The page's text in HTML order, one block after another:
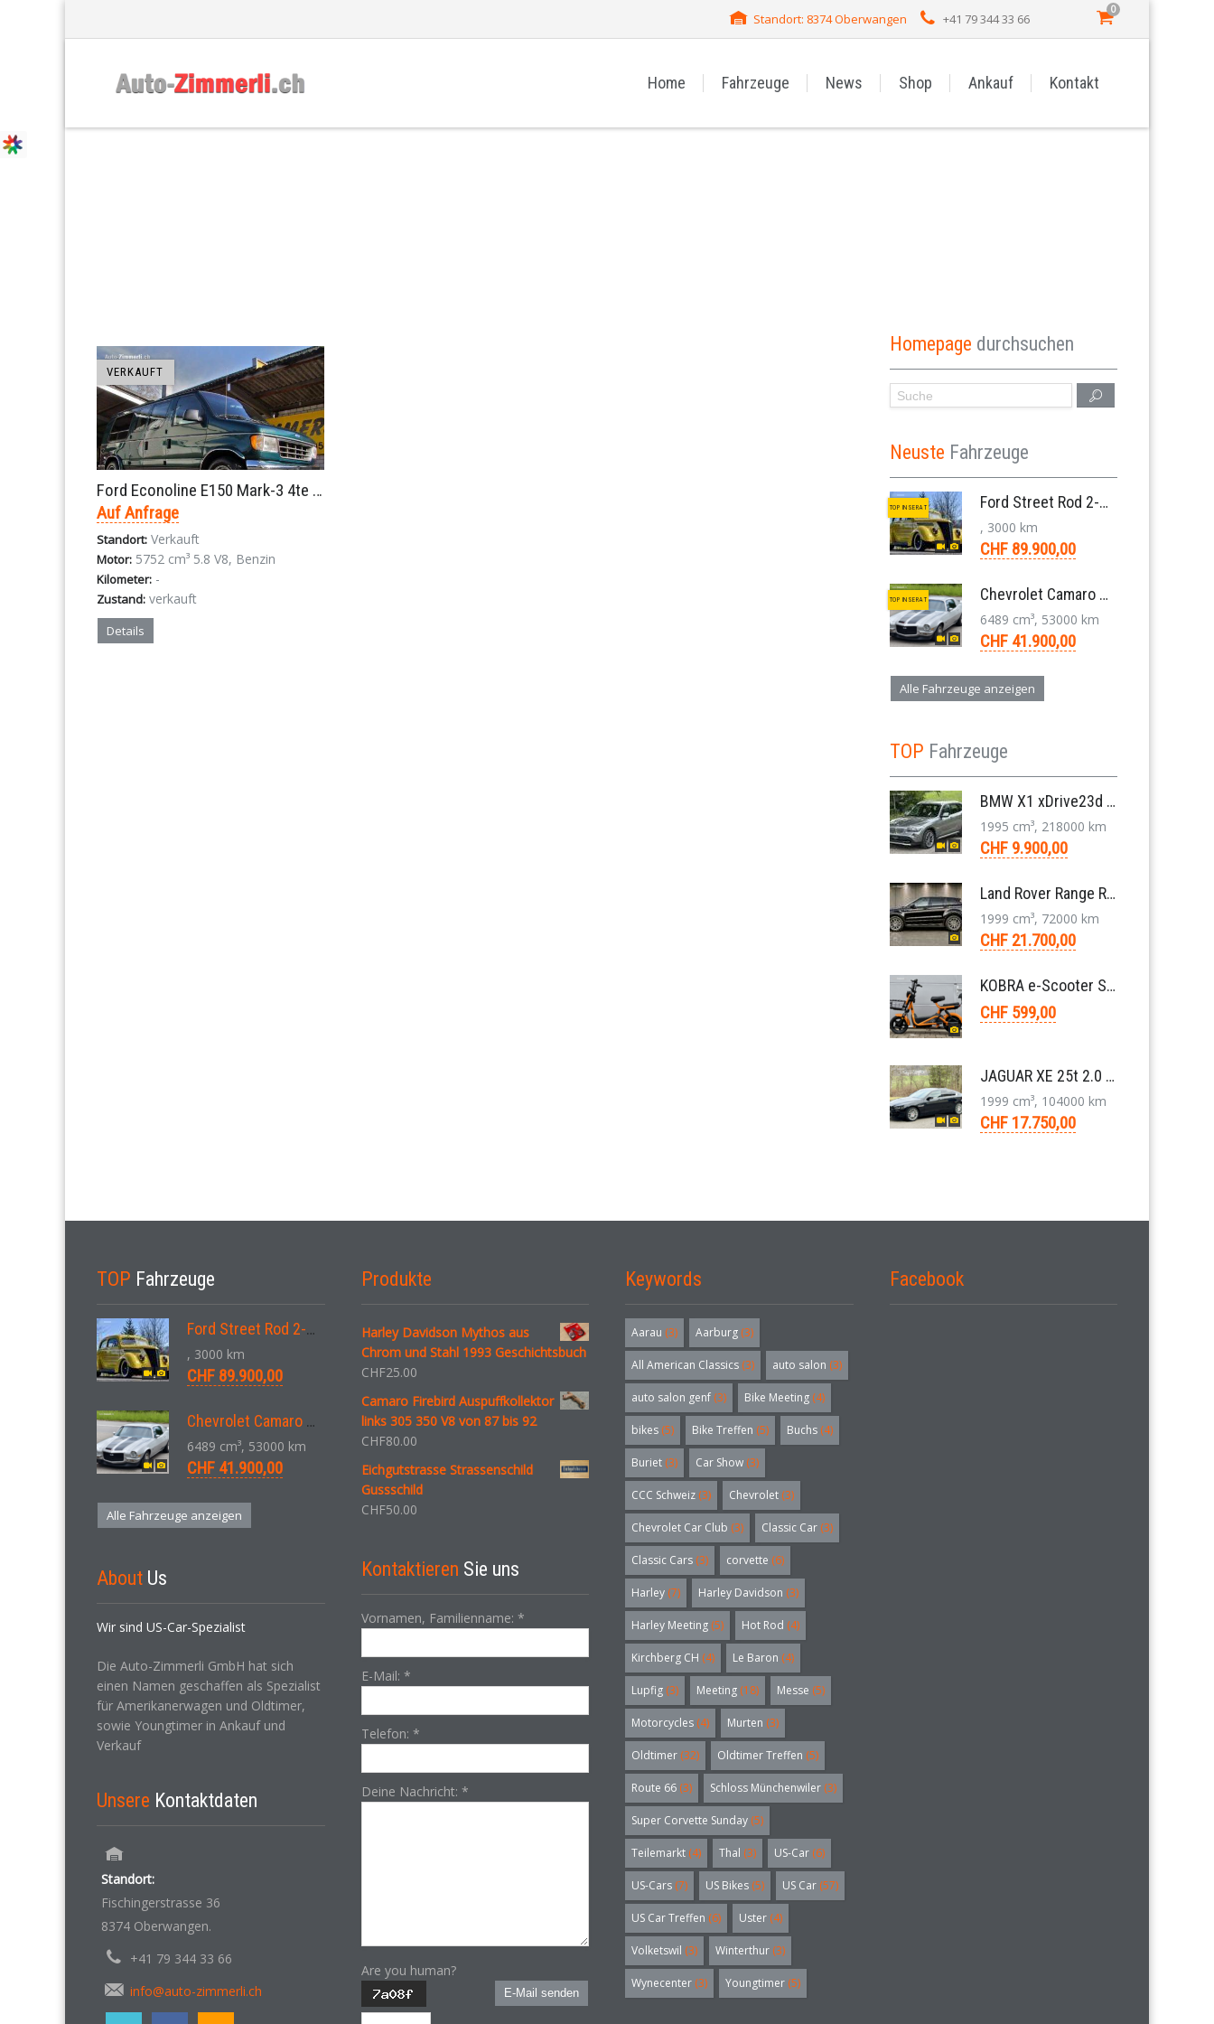
Standort: 8374 Oberwangen +41 79 344 33 66
0
Home Fahrzeuge News Shop Ankauf Kontakt
VERKAUFT
Ford Econoline E150 Mark-3 4te Gen. V8 5.8L Aut. 1994
Auf Anfrage
Standort: Verkauft
Motor: 5752 cm³ 5.8 V8, Benzin
Kilometer: -
Zustand: verkauft
Details
Homepage durchsuchen
Neuste Fahrzeuge
TOP INSERAT Ford Street Rod 2-Door V8 Aut. 1937
, 3000 km
CHF 89.900,00
TOP INSERAT Chevrolet Camaro SS 396 LS3 Coupe Aut. 1971
6489 cm³, 53000 km
CHF 41.900,00
Alle Fahrzeuge anzeigen
TOP Fahrzeuge
BMW X1 xDrive23d E84 204 PS Steptronic Panorama Navi Leder PDC 2011
1995 cm³, 218000 km
CHF 9.900,00
Land Rover Range Rover Evoque Compact SUV 2.0 TD4 SE AT9 2017
1999 cm³, 72000 km
CHF 21.700,00
KOBRA e-Scooter SG G60 240 Watt
CHF 599,00
JAGUAR XE 25t 2.0 Portfolio AWD 8-Gang-Aut. 2018
1999 cm³, 104000 km
CHF 17.750,00
TOP Fahrzeuge
Ford Street Rod 2-Door V8 Aut. 1937
, 3000 km
CHF 89.900,00
Chevrolet Camaro SS 396 LS3 Coupe Aut. 1971
6489 cm³, 53000 km
CHF 41.900,00
Alle Fahrzeuge anzeigen
About Us
Wir sind US-Car-Spezialist
Die Auto-Zimmerli GmbH hat sich
einen Namen geschaffen als Spezialist
für Amerikanerwagen und Oldtimer,
sowie Youngtimer in Ankauf und
Verkauf
Unsere Kontaktdaten
Standort:
Fischingerstrasse 36
8374 Oberwangen.
+41 79 344 33 66
info@auto-zimmerli.ch
Produkte
Harley Davidson Mythos aus
Chrom und Stahl 1993 Geschichtsbuch
CHF25.00
Camaro Firebird Auspuffkollektor
links 305 350 V8 von 87 bis 92
CHF80.00
Eichgutstrasse Strassenschild
Gussschild
CHF50.00
Kontaktieren Sie uns
Vornamen, Familienname: *
E-Mail: *
Telefon: *
Deine Nachricht: *
Are you human?
E-Mail senden
Keywords
Aarau (3) Aarburg (3)
All American Classics (3) auto salon (3)
auto salon genf (3) Bike Meeting (4)
bikes (5) Bike Treffen (5) Buchs (4)
Buriet (3) Car Show (3)
CCC Schweiz (3) Chevrolet (3)
Chevrolet Car Club (3) Classic Car (3)
Classic Cars (3) corvette (6)
Harley (7) Harley Davidson (3)
Harley Meeting (5) Hot Rod (4)
Kirchberg CH (4) Le Baron (4)
Lupfig (3) Meeting (18) Messe (5)
Motorcycles (4) Murten (3)
Oldtimer (32) Oldtimer Treffen (5)
Route 66 (3) Schloss Münchenwiler (3)
Super Corvette Sunday (5)
Teilemarkt (4) Thal (3) US-Car (6)
US-Cars (7) US Bikes (5) US Car (57)
US Car Treffen (6) Uster (4)
Volketswil (3) Winterthur (3)
Wynecenter (3) Youngtimer (5)
Facebook